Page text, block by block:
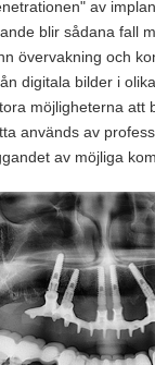
av
blir sådana fall
övervakning och
digitala bilder i
möjligheterna att
används av
av möjliga